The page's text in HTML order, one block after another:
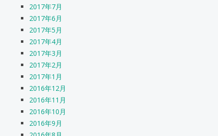
2017年7月
2017年6月
2017年5月
2017年4月
2017年3月
2017年2月
2017年1月
2016年12月
2016年11月
2016年10月
2016年9月